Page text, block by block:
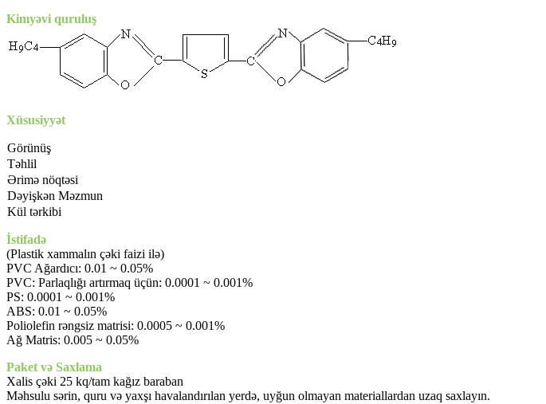
Kimyəvi quruluş
Xüsusiyyət
Görünüş
Təhlil
Ərimə nöqtəsi
Dəyişkən Məzmun
Kül tərkibi
İstifadə
(Plastik xammalın çəki faizi ilə)
PVC Ağardıcı: 0.01 ~ 0.05%
PVC: Parlaqlığı artırmaq üçün: 0.0001 ~ 0.001%
PS: 0.0001 ~ 0.001%
ABS: 0.01 ~ 0.05%
Poliolefin rəngsiz matrisi: 0.0005 ~ 0.001%
Ağ Matris: 0.005 ~ 0.05%
Paket və Saxlama
Xalis çəki 25 kq/tam kağız baraban
Məhsulu sərin, quru və yaxşı havalandırılan yerdə, uyğun olmayan materiallardan uzaq saxlayın.